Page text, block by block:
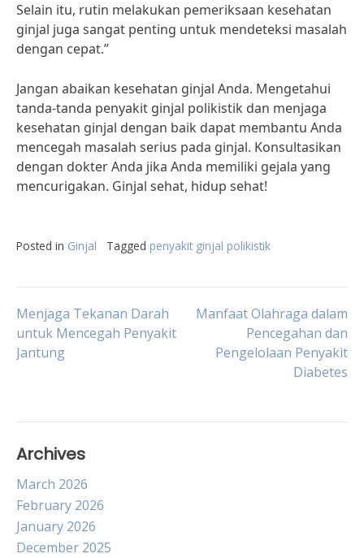
Selain itu, rutin melakukan pemeriksaan kesehatan
ginjal juga sangat penting untuk mendeteksi masalah
dengan cepat.”
Jangan abaikan kesehatan ginjal Anda. Mengetahui
tanda-tanda penyakit ginjal polikistik dan menjaga
kesehatan ginjal dengan baik dapat membantu Anda
mencegah masalah serius pada ginjal. Konsultasikan
dengan dokter Anda jika Anda memiliki gejala yang
mencurigakan. Ginjal sehat, hidup sehat!
Posted in Ginjal Tagged penyakit ginjal polikistik
Post
navigation
Menjaga Tekanan Darah
untuk Mencegah Penyakit
Jantung
Manfaat Olahraga dalam
Pencegahan dan
Pengelolaan Penyakit
Diabetes
Archives
March 2026
February 2026
January 2026
December 2025